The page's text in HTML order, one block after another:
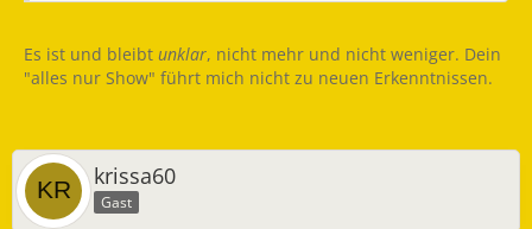
Es ist und bleibt unklar, nicht mehr und nicht weniger. Dein
"alles nur Show" führt mich nicht zu neuen Erkenntnissen.
krissa60
Gast